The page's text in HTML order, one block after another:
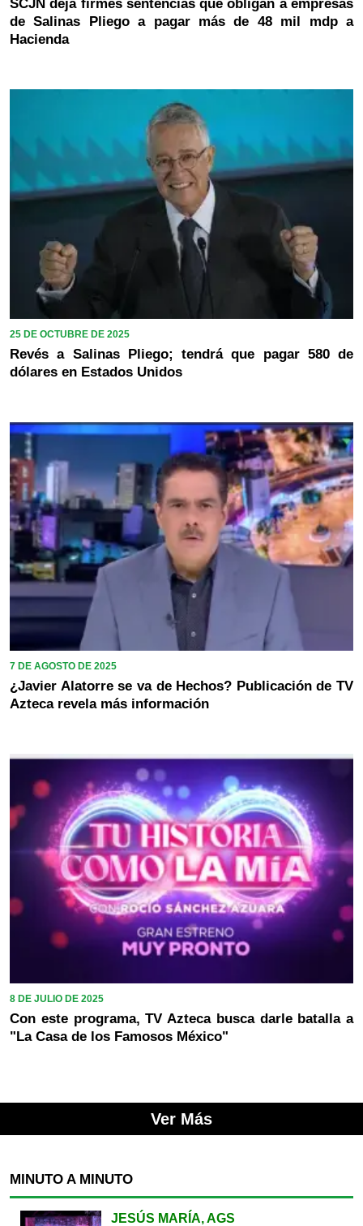
SCJN deja firmes sentencias que obligan a empresas
de Salinas Pliego a pagar más de 48 mil mdp a
Hacienda
25 DE OCTUBRE DE 2025
Revés a Salinas Pliego; tendrá que pagar 580 de
dólares en Estados Unidos
7 DE AGOSTO DE 2025
¿Javier Alatorre se va de Hechos? Publicación de TV
Azteca revela más información
8 DE JULIO DE 2025
Con este programa, TV Azteca busca darle batalla a
"La Casa de los Famosos México"
Ver Más
MINUTO A MINUTO
JESÚS MARÍA, AGS